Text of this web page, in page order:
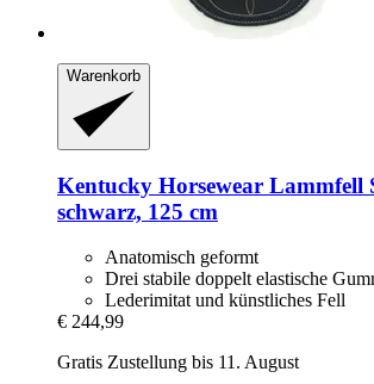
Warenkorb
Kentucky Horsewear Lammfell
schwarz, 125 cm
Anatomisch geformt
Drei stabile doppelt elastische
Lederimitat und künstliches Fell
€ 244,99
Gratis Zustellung bis 11. August